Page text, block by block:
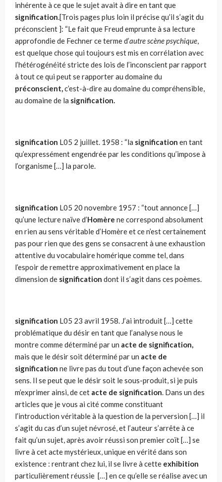
inhé­rente à ce que le sujet avait à dire en tant que
signification.[Trois pages plus loin il précise qu’il s’agit du
préconscient ]: “Le fait que Freud emprunte à sa lecture
approfondie de Fechner ce terme d’autre scène psychique,
est quelque chose qui toujours est mis en corré­lation avec
l’hétérogénéité stricte des lois de l’inconscient par rapport
à tout ce qui peut se rapporter au domaine du
préconscient,c’est-à-dire au domaine du compréhensible,
au domaine de la signification.
signification L05 2 juillet. 1958 : “la signification en tant
qu’expressément engendrée par les conditions qu’impose à
l’organisme […] la parole.
signification L05 20 novembre 1957 : “tout annonce […]
qu’une lecture naïve d’Homère ne correspond absolu­ment
en rien au sens véritable d’Homère et ce n’est certainement
pas pour rien que des gens se consacrent à une exhaustion
attentive du voca­bulaire homérique comme tel, dans
l’espoir de remettre approximative­ment en place la
dimension de signification dont il s’agit dans ces poè­mes.
signification L05 23 avril 1958. J’ai introduit […] cette
problématique du désir en tant que l’analyse nous le
montre comme déterminé par un acte de signification,
mais que le désir soit déterminé par un acte de
signification ne livre pas du tout d’une façon achevée son
sens. Il se peut que le désir soit le sous-produit, si je puis
m’exprimer ainsi, de cet acte de signification. Dans un des
ar­ticles que je vous ai cité comme constituant
l’introduction véritable à la question de la perversion […] il
s’agit du cas d’un sujet névrosé, et l’au­teur s’arrête à ce
fait qu’un sujet, après avoir réussi son premier coït […] se
livre à cet acte mystérieux, unique en vérité dans son
existence : ren­trant chez lui, il se livre à cette exhibition
particulièrement réussie […] en ce qu’elle se réalise avec un